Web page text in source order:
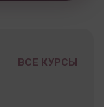
ВСЕ КУРСЫ